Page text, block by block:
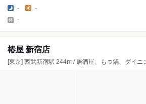
- -
-
椿屋 新宿店
[東京] 西武新宿駅 244m / 居酒屋、もつ鍋、ダイニ